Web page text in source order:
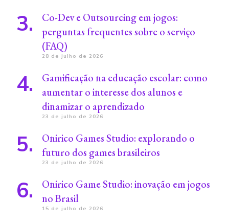
Co-Dev e Outsourcing em jogos:
perguntas frequentes sobre o serviço
(FAQ)
28 de julho de 2026
Gamificação na educação escolar: como
aumentar o interesse dos alunos e
dinamizar o aprendizado
23 de julho de 2026
Onirico Games Studio: explorando o
futuro dos games brasileiros
23 de julho de 2026
Onirico Game Studio: inovação em jogos
no Brasil
15 de julho de 2026